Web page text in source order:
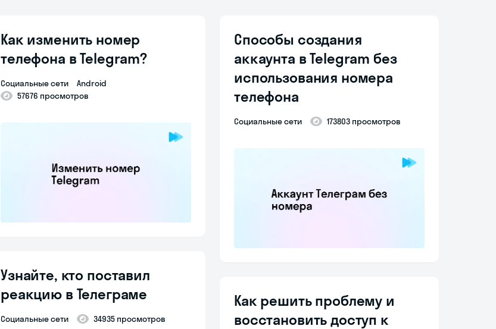
Как изменить номер
телефона в Telegram?
Социальные сети
Android
57676 просмотров
Узнайте, кто поставил
реакцию в Телеграме
Социальные сети 34935 просмотров
Способы создания
аккаунта в Telegram без
использования номера
телефона
Социальные сети 173803 просмотров
Как решить проблему и
восстановить доступ к